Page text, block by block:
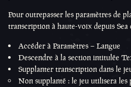
Pour outrepasser les paramètres de
transcription à haute-voix depuis Sea
Accéder à Paramètres – Langue
Descendre à la section intitulée
Supplanter transcription dans le
Non supplanté : le jeu utilisera les